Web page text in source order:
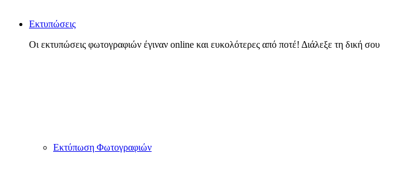
Εκτυπώσεις
Οι εκτυπώσεις φωτογραφιών έγιναν online και ευκολότερες από ποτέ! Διάλεξε τη δική σου
Εκτύπωση Φωτογραφιών